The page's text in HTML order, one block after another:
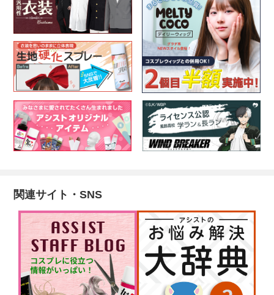
関連サイト・SNS